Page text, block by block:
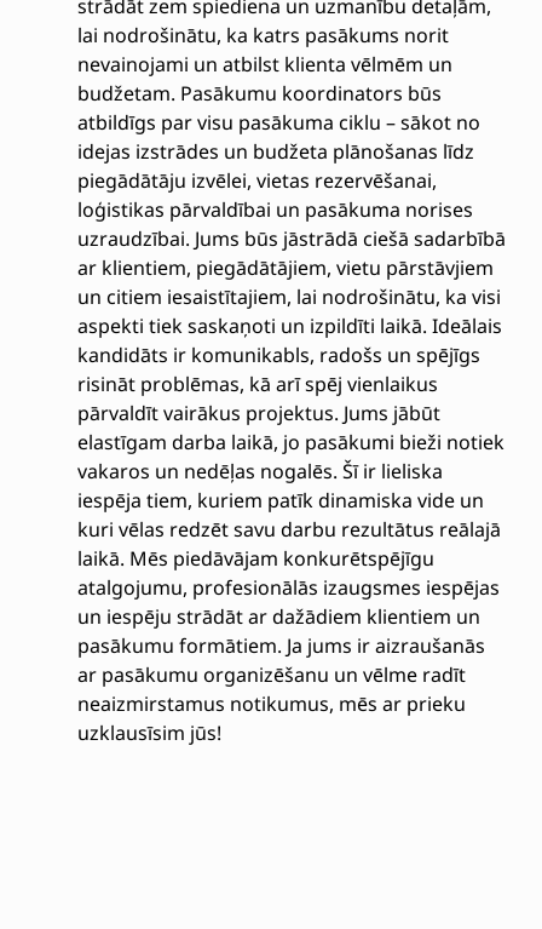
strādāt zem spiediena un uzmanību detaļām,
lai nodrošinātu, ka katrs pasākums norit
nevainojami un atbilst klienta vēlmēm un
budžetam. Pasākumu koordinators būs
atbildīgs par visu pasākuma ciklu – sākot no
idejas izstrādes un budžeta plānošanas līdz
piegādātāju izvēlei, vietas rezervēšanai,
loģistikas pārvaldībai un pasākuma norises
uzraudzībai. Jums būs jāstrādā ciešā sadarbībā
ar klientiem, piegādātājiem, vietu pārstāvjiem
un citiem iesaistītajiem, lai nodrošinātu, ka visi
aspekti tiek saskaņoti un izpildīti laikā. Ideālais
kandidāts ir komunikabls, radošs un spējīgs
risināt problēmas, kā arī spēj vienlaikus
pārvaldīt vairākus projektus. Jums jābūt
elastīgam darba laikā, jo pasākumi bieži notiek
vakaros un nedēļas nogalēs. Šī ir lieliska
iespēja tiem, kuriem patīk dinamiska vide un
kuri vēlas redzēt savu darbu rezultātus reālajā
laikā. Mēs piedāvājam konkurētspējīgu
atalgojumu, profesionālās izaugsmes iespējas
un iespēju strādāt ar dažādiem klientiem un
pasākumu formātiem. Ja jums ir aizraušanās
ar pasākumu organizēšanu un vēlme radīt
neaizmirstamus notikumus, mēs ar prieku
uzklausīsim jūs!